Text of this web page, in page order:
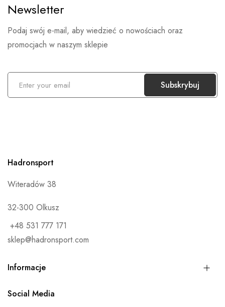
Newsletter
Podaj swój e-mail, aby wiedzieć o nowościach oraz
promocjach w naszym sklepie
y
j
z
e
Subskrybuj
Hadronsport
Witeradów 38
32-300 Olkusz
+48 531 777 171
sklep@hadronsport.com
Informacje
Social Media